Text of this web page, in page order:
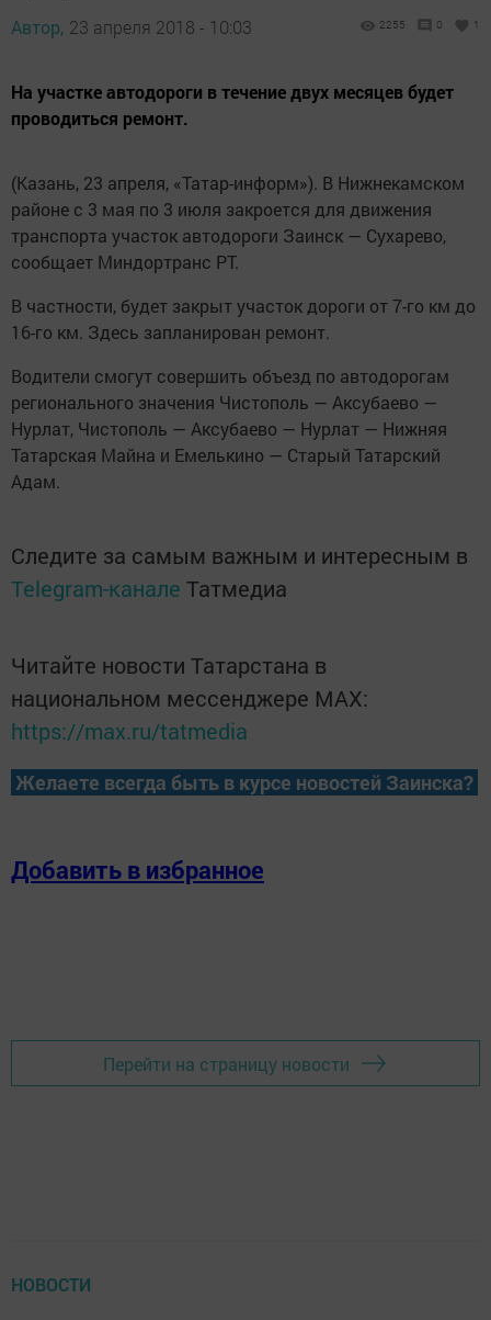
Автор, 23 апреля 2018 - 10:03 2255 0 1
На участке автодороги в течение двух месяцев будет
проводиться ремонт.
(Казань, 23 апреля, «Татар-информ»). В Нижнекамском
районе с 3 мая по 3 июля закроется для движения
транспорта участок автодороги Заинск — Сухарево,
сообщает Миндортранс РТ.
В частности, будет закрыт участок дороги от 7-го км до
16-го км. Здесь запланирован ремонт.
Водители смогут совершить объезд по автодорогам
регионального значения Чистополь — Аксубаево —
Нурлат, Чистополь — Аксубаево — Нурлат — Нижняя
Татарская Майна и Емелькино — Старый Татарский
Адам.
Следите за самым важным и интересным в
Telegram-канале Татмедиа
Читайте новости Татарстана в
национальном мессенджере MАХ:
https://max.ru/tatmedia
Желаете всегда быть в курсе новостей Заинска?
Добавить в избранное
Перейти на страницу новости
НОВОСТИ